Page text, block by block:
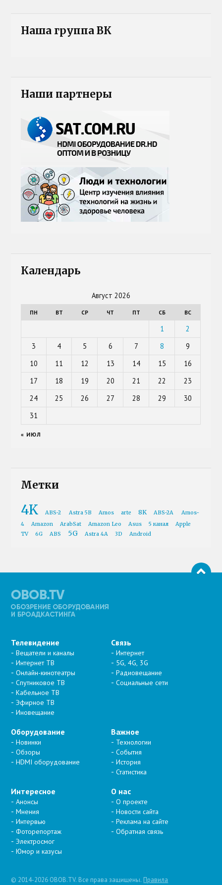
Наша группа ВК
Наши партнеры
Календарь
Август 2026
ПН ВТ СР ЧТ ПТ СБ ВС
1
2
3
4 5 6 7 8
9
10
11 12 13 14 15
16
17
18 19 20 21 22
23
24
25 26 27 28 29
30
31
« ИЮЛ
Метки
4K ABS-2 Astra 5B Amos arte 8K ABS-2A
Amos-
4
Amazon ArabSat Amazon Leo Asus 5 канал
Apple
TV
6G ABS 5G Astra 4A 3D Android
Телевидение
Вещатели и каналы
Интернет ТВ
Онлайн-кинотеатры
Спутниковое ТВ
Кабельное ТВ
Эфирное ТВ
Иновещание
Связь
Интернет
5G, 4G, 3G
Радиовещание
Социальные сети
Оборудование
Новинки
Обзоры
HDMI оборудование
Важное
Технологии
События
История
Статистика
Интересное
Анонсы
Мнения
Интервью
Фоторепортаж
Электросмог
Юмор и казусы
О нас
О проекте
Новости сайта
Реклама на сайте
Обратная связь
© 2014-2026 OBOB.TV. Все права защищены. Правила